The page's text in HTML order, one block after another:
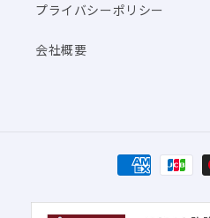
プライバシーポリシー
会社概要
決
済
方